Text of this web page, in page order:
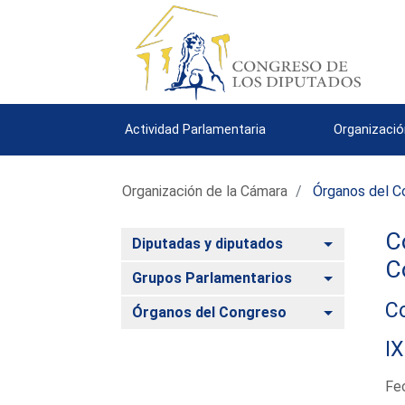
Actividad Parlamentaria
Organización de la Cámara Órganos del
Diputadas y diputados Alternar
Grupos Parlamentarios Alternar
Órganos del Congreso Alternar